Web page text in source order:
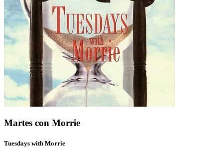
Martes con Morrie
Tuesdays with Morrie